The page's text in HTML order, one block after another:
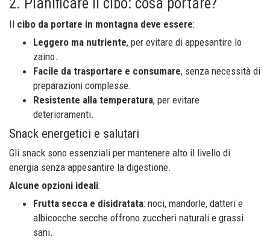
Il cibo da portare in montagna deve essere:
Leggero ma nutriente, per evitare di appesantire lo
zaino.
Facile da trasportare e consumare, senza necessità di
preparazioni complesse.
Resistente alla temperatura, per evitare
deterioramenti.
Snack energetici e salutari
Gli snack sono essenziali per mantenere alto il livello di
energia senza appesantire la digestione.
Alcune opzioni ideali:
Frutta secca e disidratata: noci, mandorle, datteri e
albicocche secche offrono zuccheri naturali e grassi
sani.